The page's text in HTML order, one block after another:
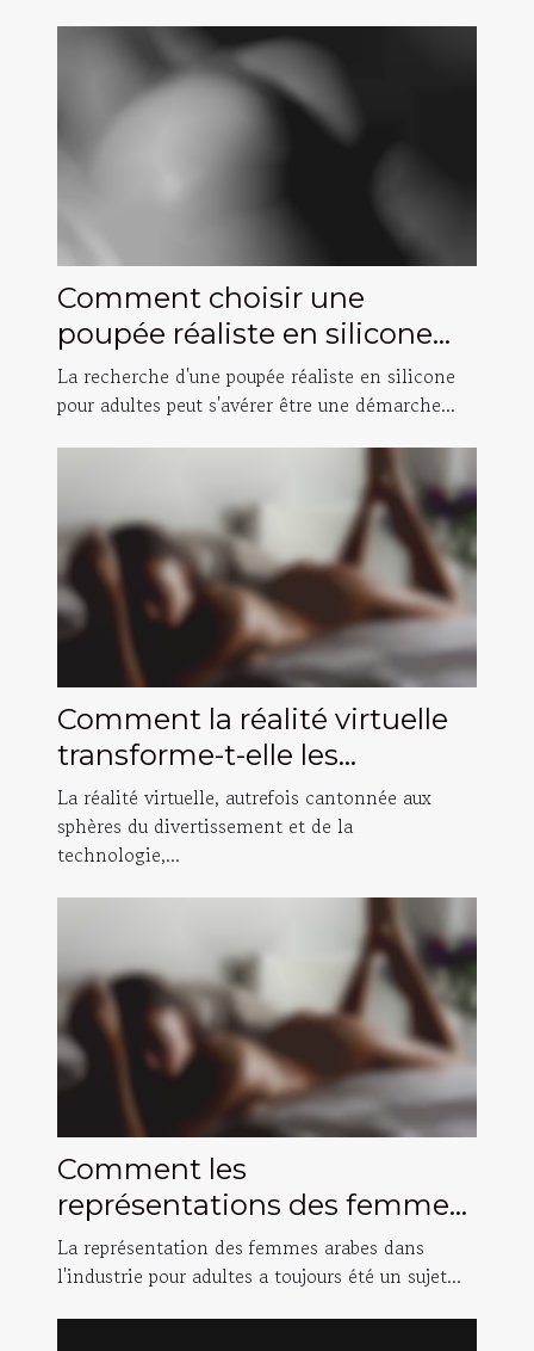
Comment choisir une
poupée réaliste en silicone
pour adultes
La recherche d'une poupée réaliste en silicone
pour adultes peut s'avérer être une démarche...
Comment la réalité virtuelle
transforme-t-elle les
expériences adultes en 2025
?
La réalité virtuelle, autrefois cantonnée aux
sphères du divertissement et de la
technologie,...
Comment les
représentations des femmes
arabes dans l'industrie pour
adultes ont évolué
La représentation des femmes arabes dans
l'industrie pour adultes a toujours été un sujet...